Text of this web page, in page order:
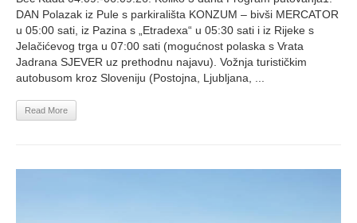
DAN Polazak iz Pule s parkirališta KONZUM – bivši MERCATOR
u 05:00 sati, iz Pazina s „Etradexa“ u 05:30 sati i iz Rijeke s
Jelačićevog trga u 07:00 sati (mogućnost polaska s Vrata
Jadrana SJEVER uz prethodnu najavu). Vožnja turističkim
autobusom kroz Sloveniju (Postojna, Ljubljana, ...
Read More